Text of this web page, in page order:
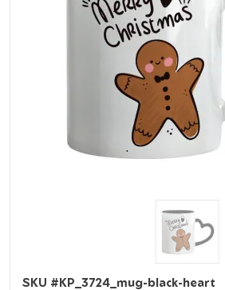
SKU #KP_3724_mug-black-heart